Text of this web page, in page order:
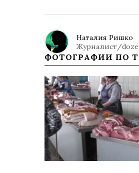
Наталия Ришко
Журналист/
ФОТОГРАФИИ ПО